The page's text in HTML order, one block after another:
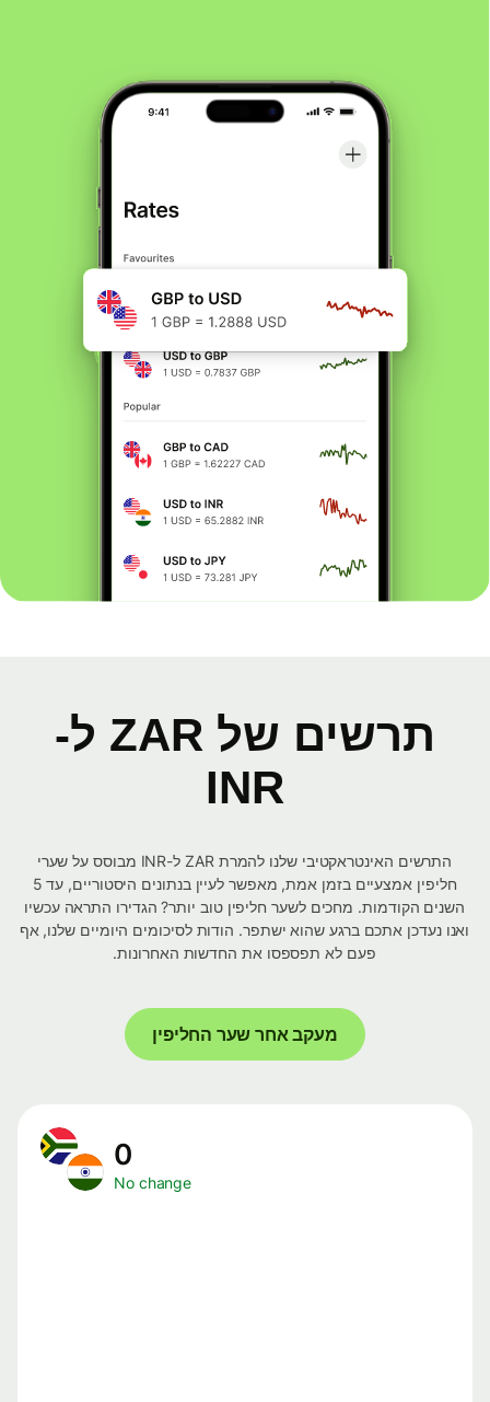
תרשים של ZAR ל-
INR
התרשים האינטראקטיבי שלנו להמרת ZAR ל-INR מבוסס על שערי
חליפין אמצעיים בזמן אמת, מאפשר לעיין בנתונים היסטוריים, עד 5
השנים הקודמות. מחכים לשער חליפין טוב יותר? הגדירו התראה עכשיו
ואנו נעדכן אתכם ברגע שהוא ישתפר. הודות לסיכומים היומיים שלנו, אף
פעם לא תפספסו את החדשות האחרונות.
מעקב אחר שער החליפין
No change